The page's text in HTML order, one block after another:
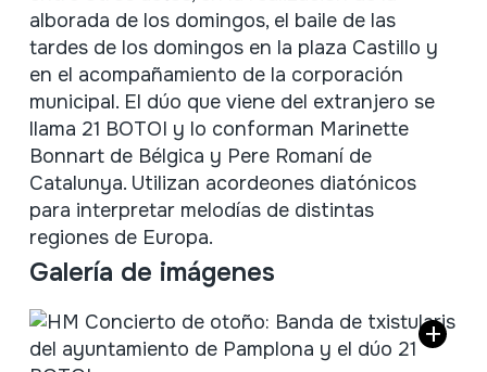
alborada de los domingos, el baile de las
tardes de los domingos en la plaza Castillo y
en el acompañamiento de la corporación
municipal. El dúo que viene del extranjero se
llama 21 BOTOI y lo conforman Marinette
Bonnart de Bélgica y Pere Romaní de
Catalunya. Utilizan acordeones diatónicos
para interpretar melodías de distintas
regiones de Europa.
Galería de imágenes